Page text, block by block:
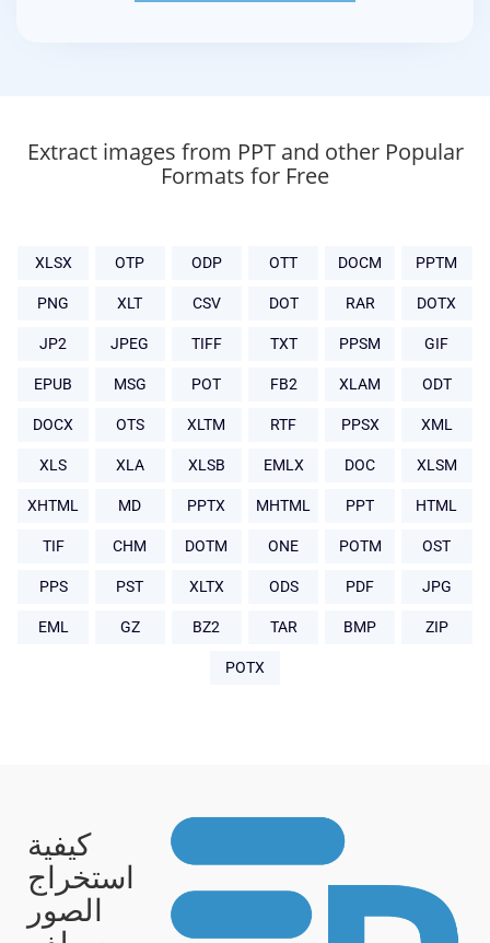
Extract images from PPT and other Popular
Formats for Free
XLSX OTP ODP OTT DOCM PPTM
PNG XLT CSV DOT RAR DOTX
JP2 JPEG TIFF TXT PPSM GIF
EPUB MSG POT FB2 XLAM ODT
DOCX OTS XLTM RTF PPSX XML
XLS XLA XLSB EMLX DOC XLSM
XHTML MD PPTX MHTML PPT HTML
TIF CHM DOTM ONE POTM OST
PPS PST XLTX ODS PDF JPG
EML GZ BZ2 TAR BMP ZIP
POTX
كيفية
استخراج
الصور